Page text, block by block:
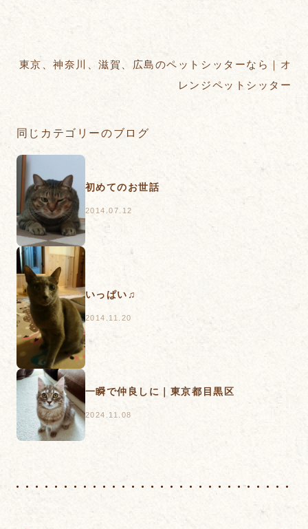
東京、神奈川、滋賀、広島のペットシッターなら｜オ
レンジペットシッター
同じカテゴリーのブログ
初めてのお世話
2014.07.12
いっぱい♫
2014.11.20
一瞬で仲良しに｜東京都目黒区
2024.11.08